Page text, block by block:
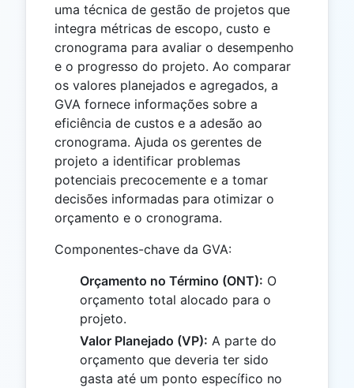
uma técnica de gestão de projetos que
integra métricas de escopo, custo e
cronograma para avaliar o desempenho
e o progresso do projeto. Ao comparar
os valores planejados e agregados, a
GVA fornece informações sobre a
eficiência de custos e a adesão ao
cronograma. Ajuda os gerentes de
projeto a identificar problemas
potenciais precocemente e a tomar
decisões informadas para otimizar o
orçamento e o cronograma.
Componentes-chave da GVA:
Orçamento no Término (ONT): O
orçamento total alocado para o
projeto.
Valor Planejado (VP): A parte do
orçamento que deveria ter sido
gasta até um ponto específico no